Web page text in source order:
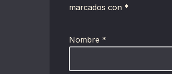
marcados con *
Nombre *